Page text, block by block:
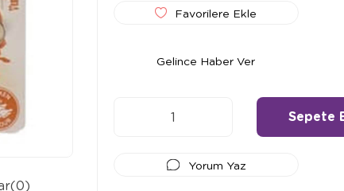
Favorilere Ekle
Gelince Haber Ver
Yorum Yaz
(0)